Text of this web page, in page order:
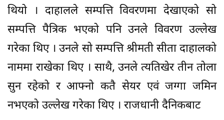
थियो । दाहालले सम्पत्ति विवरणमा देखाएको सो
सम्पत्ति पैत्रिक भएको पनि उनले विवरण उल्लेख
गरेका थिए । उनले सो सम्पत्ति श्रीमती सीता दाहालको
नाममा राखेका थिए । साथै, उनले त्यतिखेर तीन तोला
सुन रहेको र आफ्नो कतै सेयर एवं जग्गा जमिन
नभएको उल्लेख गरेका थिए । राजधानी दैनिकबाट